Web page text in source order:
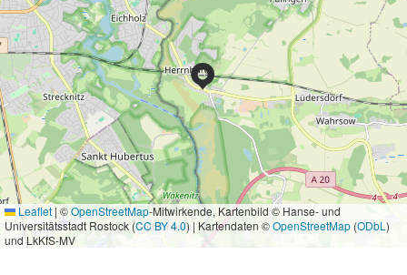
Leaflet | ©OpenStreetMap-Mitwirkende, Kartenbild © Hanse- und
Universitätsstadt Rostock (CC BY 4.0) | Kartendaten ©OpenStreetMap(ODbL )
und LkKfS-MV